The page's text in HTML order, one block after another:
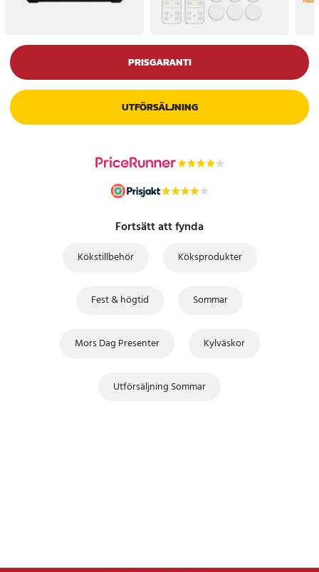
PRISGARANTI
UTFÖRSÄLJNING
Fortsätt att fynda
Kökstillbehör Köksprodukter
Fest & högtid Sommar
Mors Dag Presenter Kylväskor
Utförsäljning Sommar